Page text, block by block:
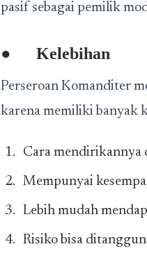
pasif sebagai pemilik
● Kelebihan
Perseroan Komanditer
karena memiliki banyak
Cara mendirikannya
Mempunyai
Lebih mudah
Risiko bisa